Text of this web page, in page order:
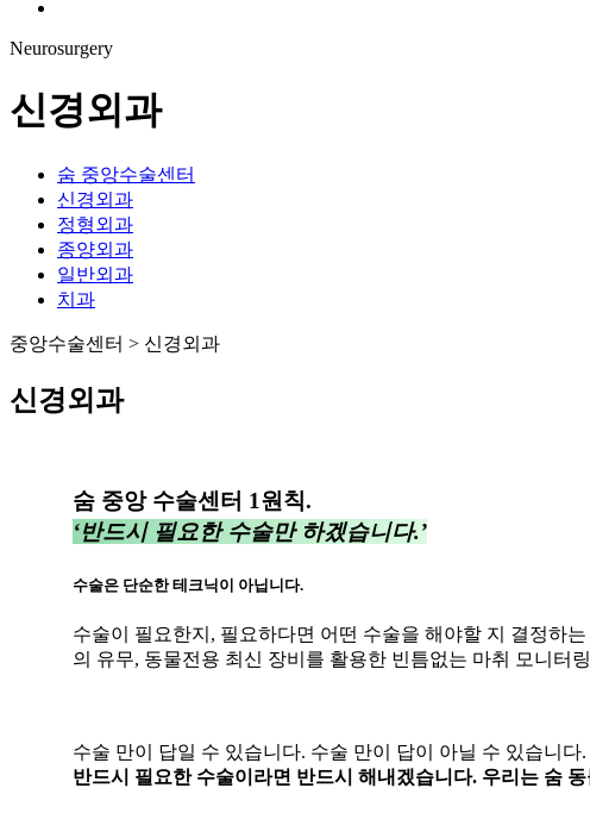
Neurosurgery
신경외과
숨 중앙수술센터
신경외과
정형외과
종양외과
일반외과
치과
중앙수술센터 > 신경외과
신경외과
숨 중앙 수술센터 1원칙.
‘반드시 필요한 수술만 하겠습니다.’
수술은 단순한 테크닉이 아닙니다.
수술이 필요한지, 필요하다면 어떤 수술을 해야할 지 결정하는
의 유무, 동물전용 최신 장비를 활용한 빈틈없는 마취 모니터
수술 만이 답일 수 있습니다. 수술 만이 답이 아닐 수 있습니다.
반드시 필요한 수술이라면 반드시 해내겠습니다. 우리는 숨